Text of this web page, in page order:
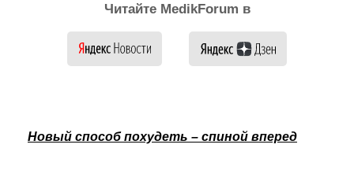
Читайте MedikForum в
Новый способ похудеть – спиной вперед